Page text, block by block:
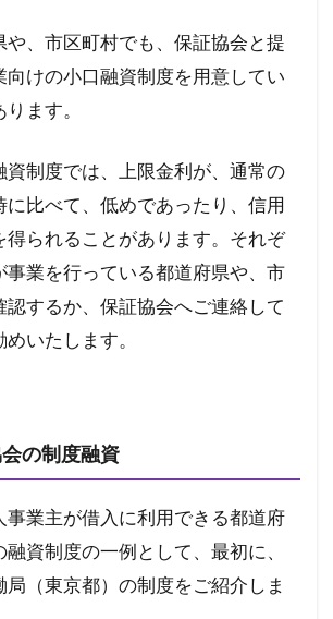
や、市区町村でも、保証協会と提
向けの小口融資制度を用意してい
ます。
資制度では、上限金利が、通常の
に比べて、低めであったり、信用
得られることがあります。それぞ
事業を行っている都道府県や、市
認するか、保証協会へご連絡して
いたします。
の制度融資
事業主が借入に利用できる都道府
資制度の一例として、最初に、
（東京都）の制度をご紹介しま